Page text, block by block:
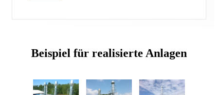
Beispiel für realisierte Anlagen